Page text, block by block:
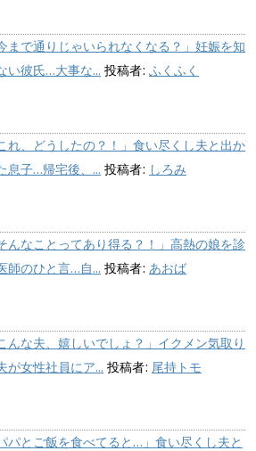
まで通りじゃいられなくなる？」妊娠を知
い彼氏…大事な... 投稿者: ふくふく
れ、どうしたの？！」食い尽くし夫と出か
息子…帰宅後、... 投稿者: しろみ
んなことってあり得る？！」高熱の娘を診
師のひと言…自... 投稿者: あおば
んな夫、嬉しいでしょ？」イクメン気取り
が女性社員にア... 投稿者: 尾持トモ
パとご飯を食べてると…」食い尽くし夫と